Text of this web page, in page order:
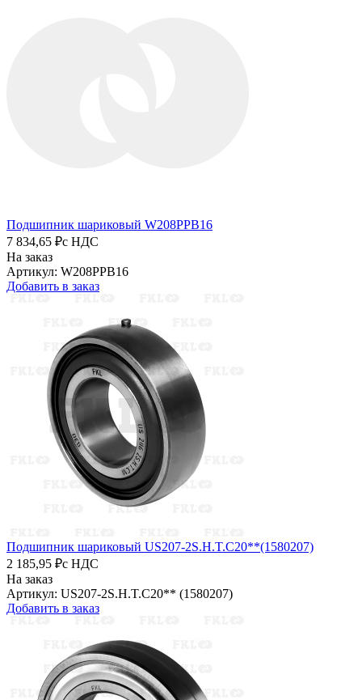
Подшипник шариковый W208PPB16
7 834,65 ₽с НДС
На заказ
Артикул: W208PPB16
Добавить в заказ
Подшипник шариковый US207-2S.H.T.C20**(1580207)
2 185,95 ₽с НДС
На заказ
Артикул: US207-2S.H.T.C20** (1580207)
Добавить в заказ